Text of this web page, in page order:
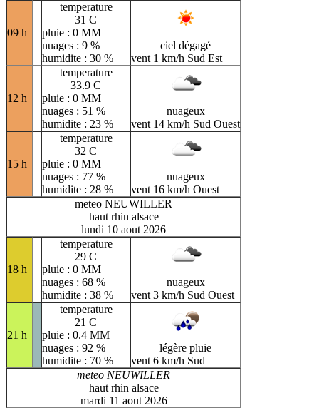
09 h
temperature
31 C
pluie : 0 MM
nuages : 9 %
humidite : 30 %
ciel dégagé
vent 1 km/h Sud Est
12 h
temperature
33.9 C
pluie : 0 MM
nuages : 51 %
humidite : 23 %
nuageux
vent 14 km/h Sud Ouest
15 h
temperature
32 C
pluie : 0 MM
nuages : 77 %
humidite : 28 %
nuageux
vent 16 km/h Ouest
meteo NEUWILLER
haut rhin alsace
lundi 10 aout 2026
18 h
temperature
29 C
pluie : 0 MM
nuages : 68 %
humidite : 38 %
nuageux
vent 3 km/h Sud Ouest
21 h
temperature
21 C
pluie : 0.4 MM
nuages : 92 %
humidite : 70 %
légère pluie
vent 6 km/h Sud
meteo NEUWILLER
haut rhin alsace
mardi 11 aout 2026